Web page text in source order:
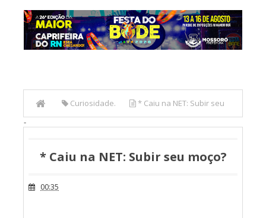
Curiosidade. * Caiu na NET: Subir seu
moço?
-
* Caiu na NET: Subir seu moço?
00:35